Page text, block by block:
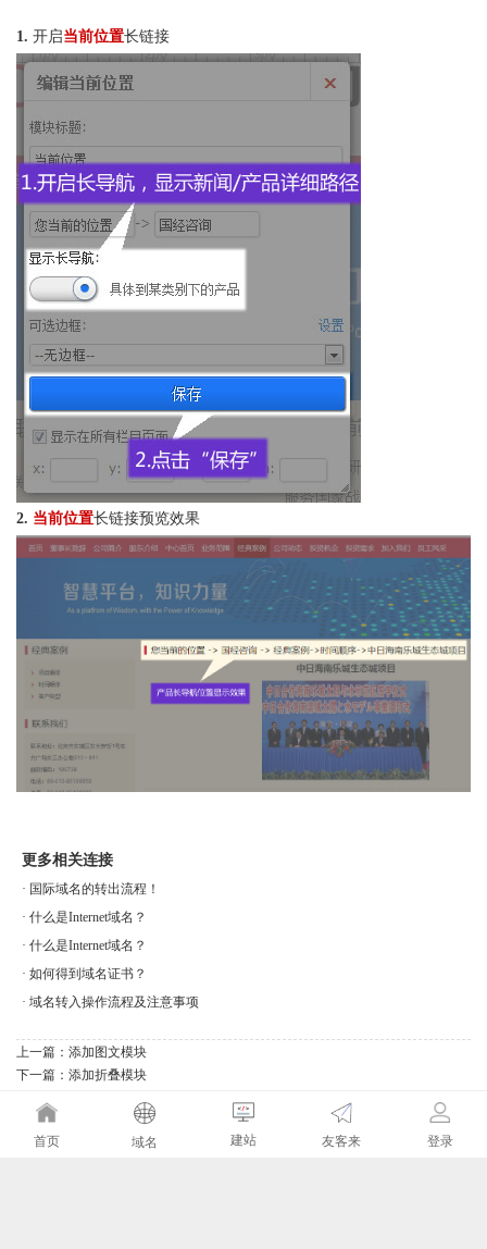
1. 开启当前位置长链接
2. 当前位置长链接预览效果
更多相关连接
· 国际域名的转出流程！
· 什么是Internet域名？
· 什么是Internet域名？
· 如何得到域名证书？
· 域名转入操作流程及注意事项
上一篇： 添加图文模块
下一篇： 添加折叠模块
首页 域名 建站 友客来 登录